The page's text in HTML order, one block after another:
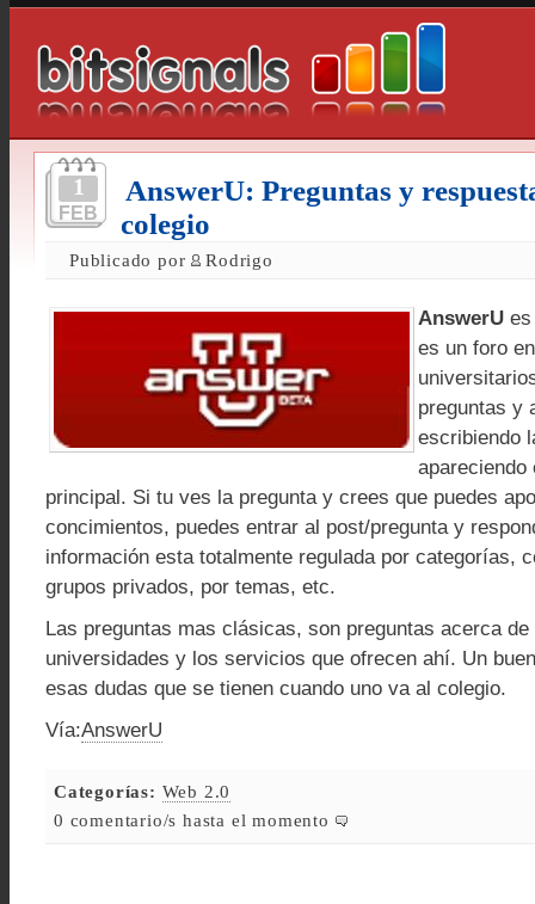
1
FEB
AnswerU: Preguntas y
colegio
Publicado por Rodrigo
AnswerU
es un foro
preguntas y
escribiendo
apareciendo
principal. Si tu ves la pregunta y crees que puedes
concimientos, puedes entrar al post/pregunta y
información esta totalmente regulada por categorías,
grupos privados, por temas, etc.
Las preguntas mas clásicas, son preguntas acerca de
universidades y los servicios que ofrecen ahí. Un
esas dudas que se tienen cuando uno va al colegio.
Vía:AnswerU
Categorías: Web 2.0
0 comentario/s hasta el momento